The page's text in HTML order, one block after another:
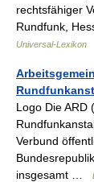
rechtsfähiger
Rundfunk,
Universal-Lexikon
Logo Die ARD
Verbund
insgesamt …